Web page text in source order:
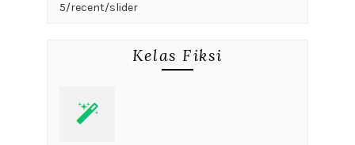
5/recent/slider
Kelas Fiksi